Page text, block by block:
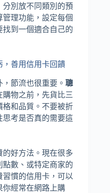
別放不同類別的預
理功能，設定每個
找到一個適合自己的
，善用信用卡回饋
節流也很重要。 聰
物之前，先貨比三
格和品質。不要被折
思考是否真的需要這
的好方法。現在很多
點數、或特定商家的
慣的信用卡，可以
你經常在網路上購